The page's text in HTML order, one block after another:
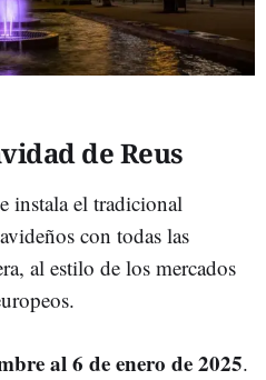
de Reus
instala el tradicional
con todas las
al estilo de los mercados
al 6 de enero de 2025.